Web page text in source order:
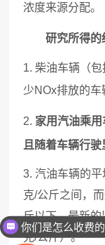
浓度来源分配。
研究所得的
1. 柴油车辆（
少NOx排放的车
2. 家用汽油乘用
且随着车辆行
3. 汽油车辆的
克/公斤之间，
斤以下，最新
克/公斤）。
你们是怎么收费